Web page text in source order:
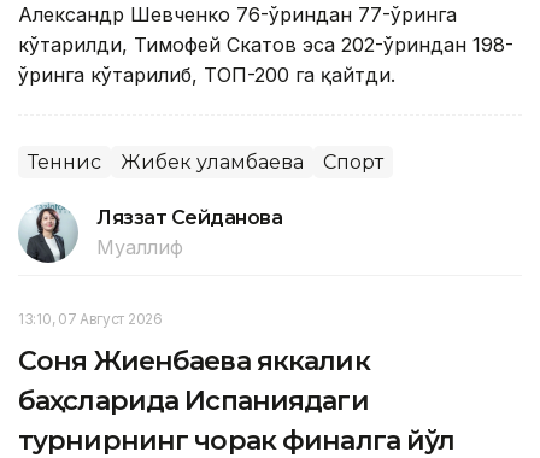
Александр Шевченко 76-ўриндан 77-ўринга
кўтарилди, Тимофей Скатов эса 202-ўриндан 198-
ўринга кўтарилиб, ТОП-200 га қайтди.
Теннис Жибек Қуламбаева Спорт
Ляззат Сейданова
Муаллиф
13:10, 07 Август 2026
Соня Жиенбаева яккалик
баҳсларида Испаниядаги
турнирнинг чорак финалга йўл